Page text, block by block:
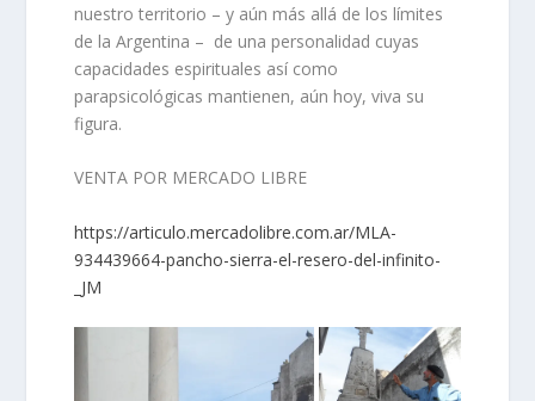
nuestro territorio – y aún más allá de los límites
de la Argentina – de una personalidad cuyas
capacidades espirituales así como
parapsicológicas mantienen, aún hoy, viva su
figura.
VENTA POR MERCADO LIBRE
https://articulo.mercadolibre.com.ar/MLA-
934439664-pancho-sierra-el-resero-del-infinito-
_JM